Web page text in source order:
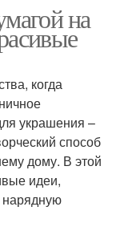
на
когда
украшения –
способ
дому. В этой
идеи,
нарядную